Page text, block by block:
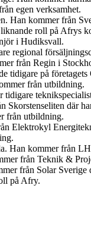
egen verksamhet.
Han kommer från
roll på Afrys
i Hudiksvall.
regional
från Regin i
tidigare på företagets
från utbildning.
där
från utbildning.
Elektrokyl
Han kommer från
från Teknik &
från Solar
på Afry.